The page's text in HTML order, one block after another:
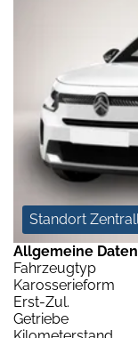
Standort
Allgemeine
Fahrzeugtyp
Karosserieform
Erst-Zul.
Getriebe